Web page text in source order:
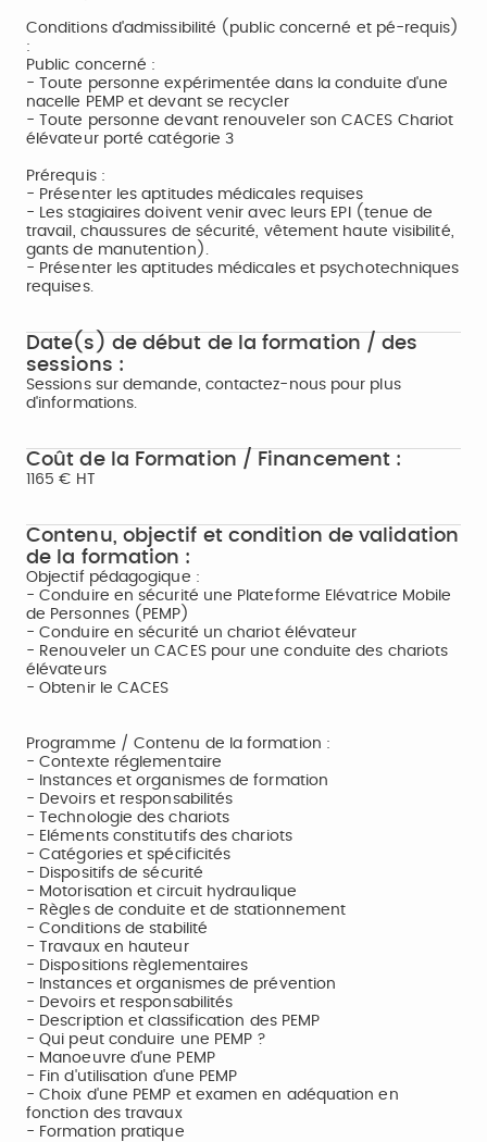
Conditions d'admissibilité (public concerné et pé-requis)
:
Public concerné :
- Toute personne expérimentée dans la conduite d'une
nacelle PEMP et devant se recycler
- Toute personne devant renouveler son CACES Chariot
élévateur porté catégorie 3
Prérequis :
- Présenter les aptitudes médicales requises
- Les stagiaires doivent venir avec leurs EPI (tenue de
travail, chaussures de sécurité, vêtement haute visibilité,
gants de manutention).
- Présenter les aptitudes médicales et psychotechniques
requises.
Date(s) de début de la formation / des
sessions :
Sessions sur demande, contactez-nous pour plus
d'informations.
Coût de la Formation / Financement :
1165 € HT
Contenu, objectif et condition de validation
de la formation :
Objectif pédagogique :
- Conduire en sécurité une Plateforme Elévatrice Mobile
de Personnes (PEMP)
- Conduire en sécurité un chariot élévateur
- Renouveler un CACES pour une conduite des chariots
élévateurs
- Obtenir le CACES
Programme / Contenu de la formation :
- Contexte réglementaire
- Instances et organismes de formation
- Devoirs et responsabilités
- Technologie des chariots
- Eléments constitutifs des chariots
- Catégories et spécificités
- Dispositifs de sécurité
- Motorisation et circuit hydraulique
- Règles de conduite et de stationnement
- Conditions de stabilité
- Travaux en hauteur
- Dispositions règlementaires
- Instances et organismes de prévention
- Devoirs et responsabilités
- Description et classification des PEMP
- Qui peut conduire une PEMP ?
- Manoeuvre d'une PEMP
- Fin d'utilisation d'une PEMP
- Choix d'une PEMP et examen en adéquation en
fonction des travaux
- Formation pratique